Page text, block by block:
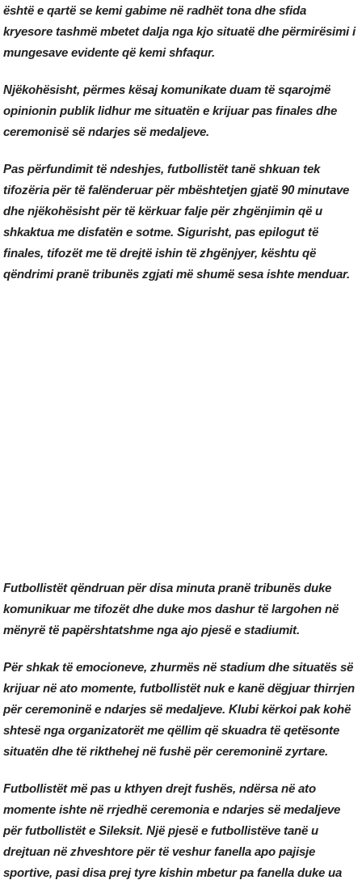
është e qartë se kemi gabime në radhët tona dhe sfida
kryesore tashmë mbetet dalja nga kjo situatë dhe përmirësimi i
mungesave evidente që kemi shfaqur.
Njëkohësisht, përmes kësaj komunikate duam të sqarojmë
opinionin publik lidhur me situatën e krijuar pas finales dhe
ceremonisë së ndarjes së medaljeve.
Pas përfundimit të ndeshjes, futbollistët tanë shkuan tek
tifozëria për të falënderuar për mbështetjen gjatë 90 minutave
dhe njëkohësisht për të kërkuar falje për zhgënjimin që u
shkaktua me disfatën e sotme. Sigurisht, pas epilogut të
finales, tifozët me të drejtë ishin të zhgënjyer, kështu që
qëndrimi pranë tribunës zgjati më shumë sesa ishte menduar.
Futbollistët qëndruan për disa minuta pranë tribunës duke
komunikuar me tifozët dhe duke mos dashur të largohen në
mënyrë të papërshtatshme nga ajo pjesë e stadiumit.
Për shkak të emocioneve, zhurmës në stadium dhe situatës së
krijuar në ato momente, futbollistët nuk e kanë dëgjuar thirrjen
për ceremoninë e ndarjes së medaljeve. Klubi kërkoi pak kohë
shtesë nga organizatorët me qëllim që skuadra të qetësonte
situatën dhe të rikthehej në fushë për ceremoninë zyrtare.
Futbollistët më pas u kthyen drejt fushës, ndërsa në ato
momente ishte në rrjedhë ceremonia e ndarjes së medaljeve
për futbollistët e Sileksit. Një pjesë e futbollistëve tanë u
drejtuan në zhveshtore për të veshur fanella apo pajisje
sportive, pasi disa prej tyre kishin mbetur pa fanella duke ua